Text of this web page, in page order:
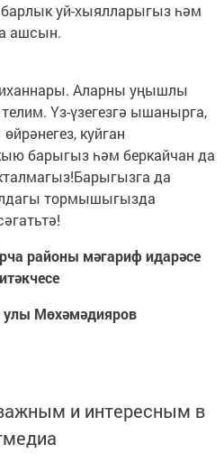
уй-хыялларыгыз һәм
ашсын.
Аларны уңышлы
Үз-үзегезгә ышанырга,
куйган
барыгыз һәм беркайчан да
да
тормышыгызда
районы мәгариф идарәсе
Мөхәмәдияров
и интересным в